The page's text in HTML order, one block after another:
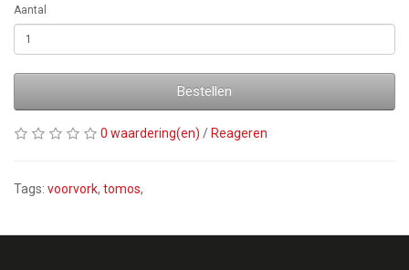
Aantal
Bestellen
0 waardering(en) / Reageren
Tags: voorvork, tomos,